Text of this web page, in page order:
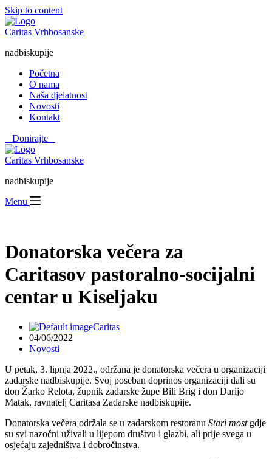
Skip to content
Caritas Vrhbosanske
nadbiskupije
Početna
O nama
Naša djelatnost
Novosti
Kontakt
⠀Donirajte⠀
Caritas Vrhbosanske
nadbiskupije
Menu
Donatorska večera za
Caritasov pastoralno-socijalni
centar u Kiseljaku
Caritas
04/06/2022
Novosti
U petak, 3. lipnja 2022., održana je donatorska večera u organizaciji
zadarske nadbiskupije. Svoj poseban doprinos organizaciji dali su
don Žarko Relota, župnik zadarske župe Bili Brig i don Darijo
Matak, ravnatelj Caritasa Zadarske nadbiskupije.
Donatorska večera održala se u zadarskom restoranu Stari mostgdje
su svi nazočni uživali u lijepom društvu i glazbi, ali prije svega u
osjećaju zajedništva i dobročinstva.